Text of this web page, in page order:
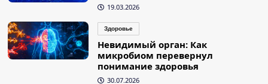
19.03.2026
Здоровье
Невидимый орган: Как
микробиом перевернул
понимание здоровья
30.07.2026